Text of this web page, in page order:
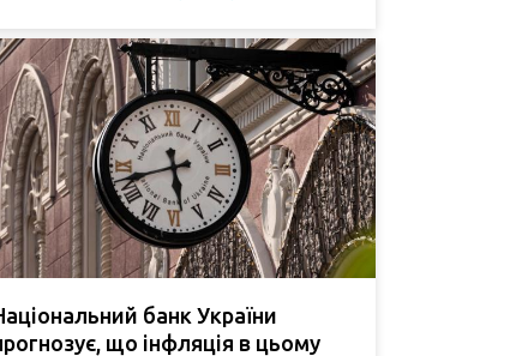
банк України
що інфляція в цьому